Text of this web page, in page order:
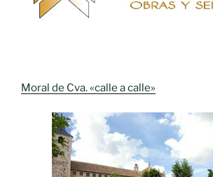
Moral de Cva. «calle a calle»